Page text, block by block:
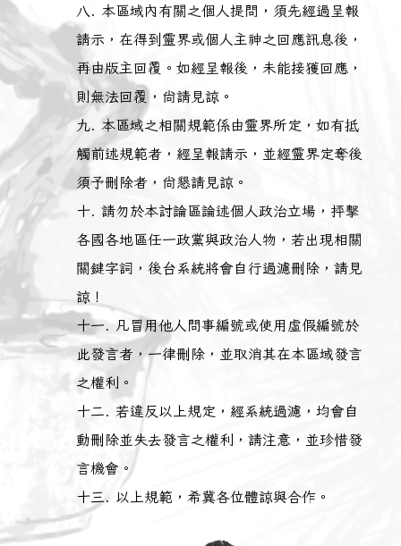
本區域內有關之個人提問，須先經過呈報
請示，在得到靈界或個人主神之回應訊息後，
再由版主回覆。如經呈報後，未能接獲回應，
則無法回覆，尚請見諒。
本區域之相關規範係由靈界所定，如有抵
觸前述規範者，經呈報請示，並經靈界定奪後
須予刪除者，尚懇請見諒。
請勿於本討論區論述個人政治立場，抨擊
各國各地區任一政黨與政治人物，若出現相關
關鍵字詞，後台系統將會自行過濾刪除，請見
諒！
凡冒用他人問事編號或使用虛假編號於
此發言者，一律刪除，並取消其在本區域發言
之權利。
若違反以上規定，經系統過濾，均會自
動刪除並失去發言之權利，請注意，並珍惜發
言機會。
以上規範，希冀各位體諒與合作。